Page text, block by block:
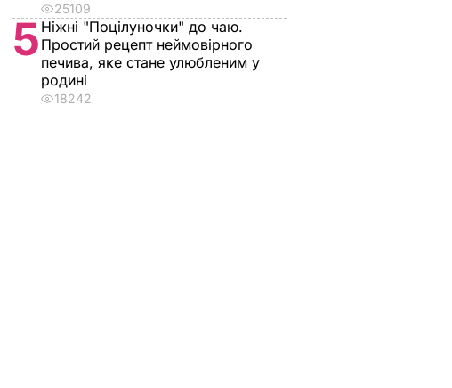
25109
5 Ніжні "Поцілуночки" до чаю.
Простий рецепт неймовірного
печива, яке стане улюбленим у
родині
18242